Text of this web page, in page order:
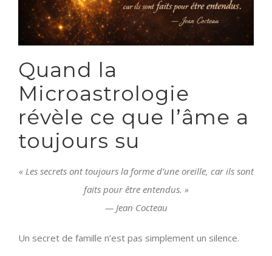
Quand la
Microastrologie
révèle ce que l’âme a
toujours su
« Les secrets ont toujours la forme d’une oreille, car ils sont
faits pour être entendus. »
— Jean Cocteau
Un secret de famille n’est pas simplement un silence.